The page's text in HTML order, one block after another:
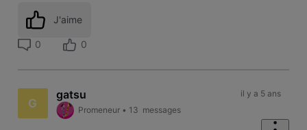
J'aime
0 0
G
gatsu
Promeneur • 13 messages
il y a 5 ans